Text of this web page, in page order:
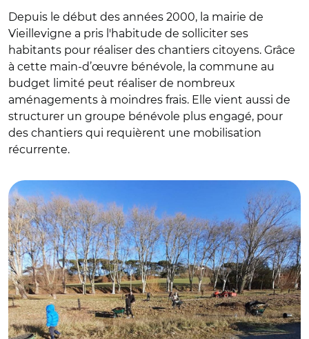
Depuis le début des années 2000, la mairie de
Vieillevigne a pris l'habitude de solliciter ses
habitants pour réaliser des chantiers citoyens. Grâce
à cette main-d’œuvre bénévole, la commune au
budget limité peut réaliser de nombreux
aménagements à moindres frais. Elle vient aussi de
structurer un groupe bénévole plus engagé, pour
des chantiers qui requièrent une mobilisation
récurrente.